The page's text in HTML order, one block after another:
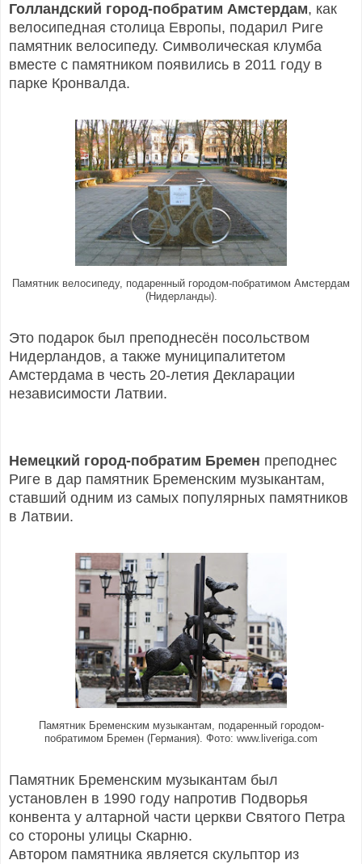
Голландский город-побратим Амстердам, как
велосипедная столица Европы, подарил Риге
памятник велосипеду. Символическая клумба
вместе с памятником появились в 2011 году в
парке Кронвалда.
Памятник велосипеду, подаренный городом-побратимом Амстердам
(Нидерланды).
Это подарок был преподнесён посольством
Нидерландов, а также муниципалитетом
Амстердама в честь 20-летия Декларации
независимости Латвии.
Немецкий город-побратим Бремен преподнес
Риге в дар памятник Бременским музыкантам,
ставший одним из самых популярных памятников
в Латвии.
Памятник Бременским музыкантам, подаренный городом-
побратимом Бремен (Германия). Фото: www.liveriga.com
Памятник Бременским музыкантам был
установлен в 1990 году напротив Подворья
конвента у алтарной части церкви Святого Петра
со стороны улицы Скарню.
Автором памятника является скульптор из